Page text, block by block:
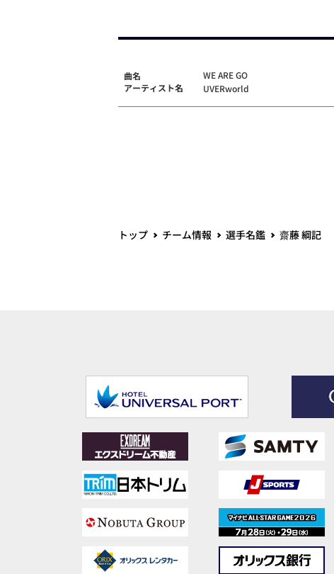
曲名
アーティスト名
WE ARE GO
UVERworld
トップ チーム情報 選手名鑑 齋藤 綱記